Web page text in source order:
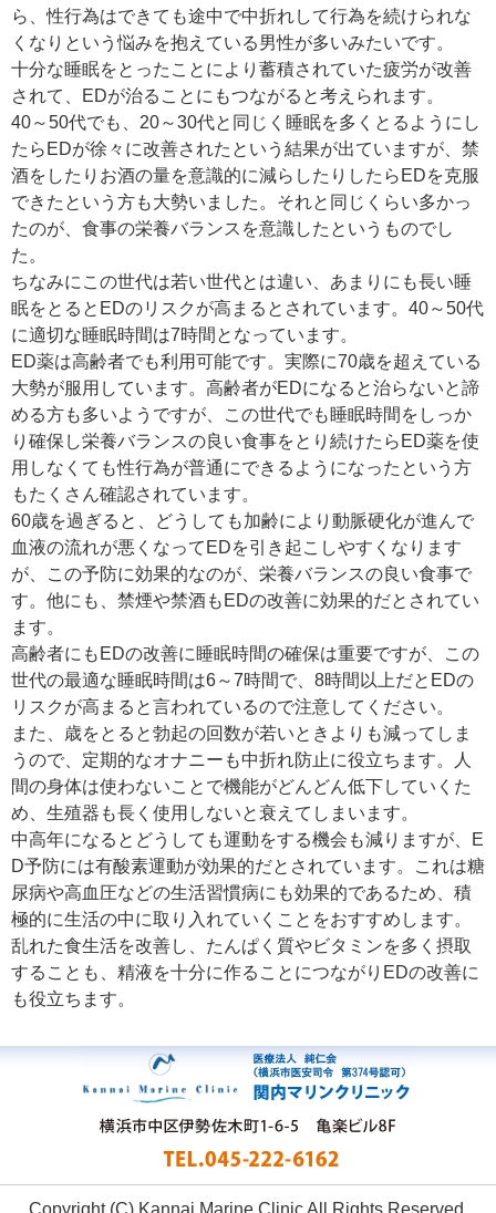
ら、性行為はできても途中で中折れして行為を続けられな
くなりという悩みを抱えている男性が多いみたいです。
十分な睡眠をとったことにより蓄積されていた疲労が改善
されて、EDが治ることにもつながると考えられます。
40～50代でも、20～30代と同じく睡眠を多くとるようにし
たらEDが徐々に改善されたという結果が出ていますが、禁
酒をしたりお酒の量を意識的に減らしたりしたらEDを克服
できたという方も大勢いました。それと同じくらい多かっ
たのが、食事の栄養バランスを意識したというものでし
た。
ちなみにこの世代は若い世代とは違い、あまりにも長い睡
眠をとるとEDのリスクが高まるとされています。40～50代
に適切な睡眠時間は7時間となっています。
ED薬は高齢者でも利用可能です。実際に70歳を超えている
大勢が服用しています。高齢者がEDになると治らないと諦
める方も多いようですが、この世代でも睡眠時間をしっか
り確保し栄養バランスの良い食事をとり続けたらED薬を使
用しなくても性行為が普通にできるようになったという方
もたくさん確認されています。
60歳を過ぎると、どうしても加齢により動脈硬化が進んで
血液の流れが悪くなってEDを引き起こしやすくなります
が、この予防に効果的なのが、栄養バランスの良い食事で
す。他にも、禁煙や禁酒もEDの改善に効果的だとされてい
ます。
高齢者にもEDの改善に睡眠時間の確保は重要ですが、この
世代の最適な睡眠時間は6～7時間で、8時間以上だとEDの
リスクが高まると言われているので注意してください。
また、歳をとると勃起の回数が若いときよりも減ってしま
うので、定期的なオナニーも中折れ防止に役立ちます。人
間の身体は使わないことで機能がどんどん低下していくた
め、生殖器も長く使用しないと衰えてしまいます。
中高年になるとどうしても運動をする機会も減りますが、E
D予防には有酸素運動が効果的だとされています。これは糖
尿病や高血圧などの生活習慣病にも効果的であるため、積
極的に生活の中に取り入れていくことをおすすめします。
乱れた食生活を改善し、たんぱく質やビタミンを多く摂取
することも、精液を十分に作ることにつながりEDの改善に
も役立ちます。
Copyright (C) Kannai Marine Clinic All Rights Reserved.